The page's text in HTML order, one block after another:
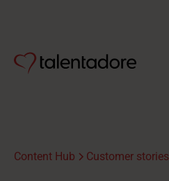
Content Hub Customer stories